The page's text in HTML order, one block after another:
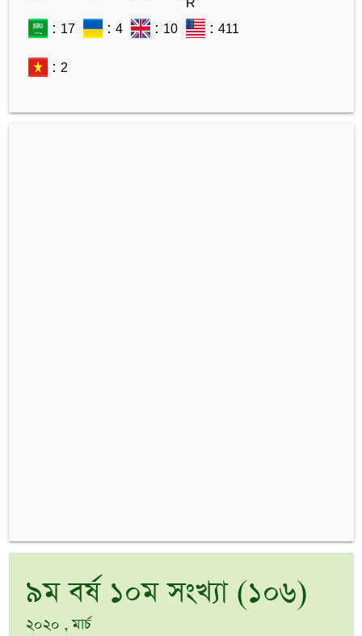
: 17
: 4 : 10
: 411
: 2
৯ম বর্ষ ১০ম সংখ্যা (১০৬)
২০২০ , মার্চ